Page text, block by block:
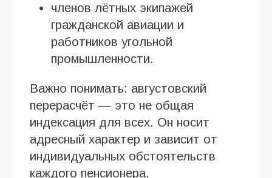
членов лётных экипажей
гражданской авиации и
работников угольной
промышленности.
Важно понимать: августовский
перерасчёт — это не общая
индексация для всех. Он носит
адресный характер и зависит от
индивидуальных обстоятельств
каждого пенсионера.